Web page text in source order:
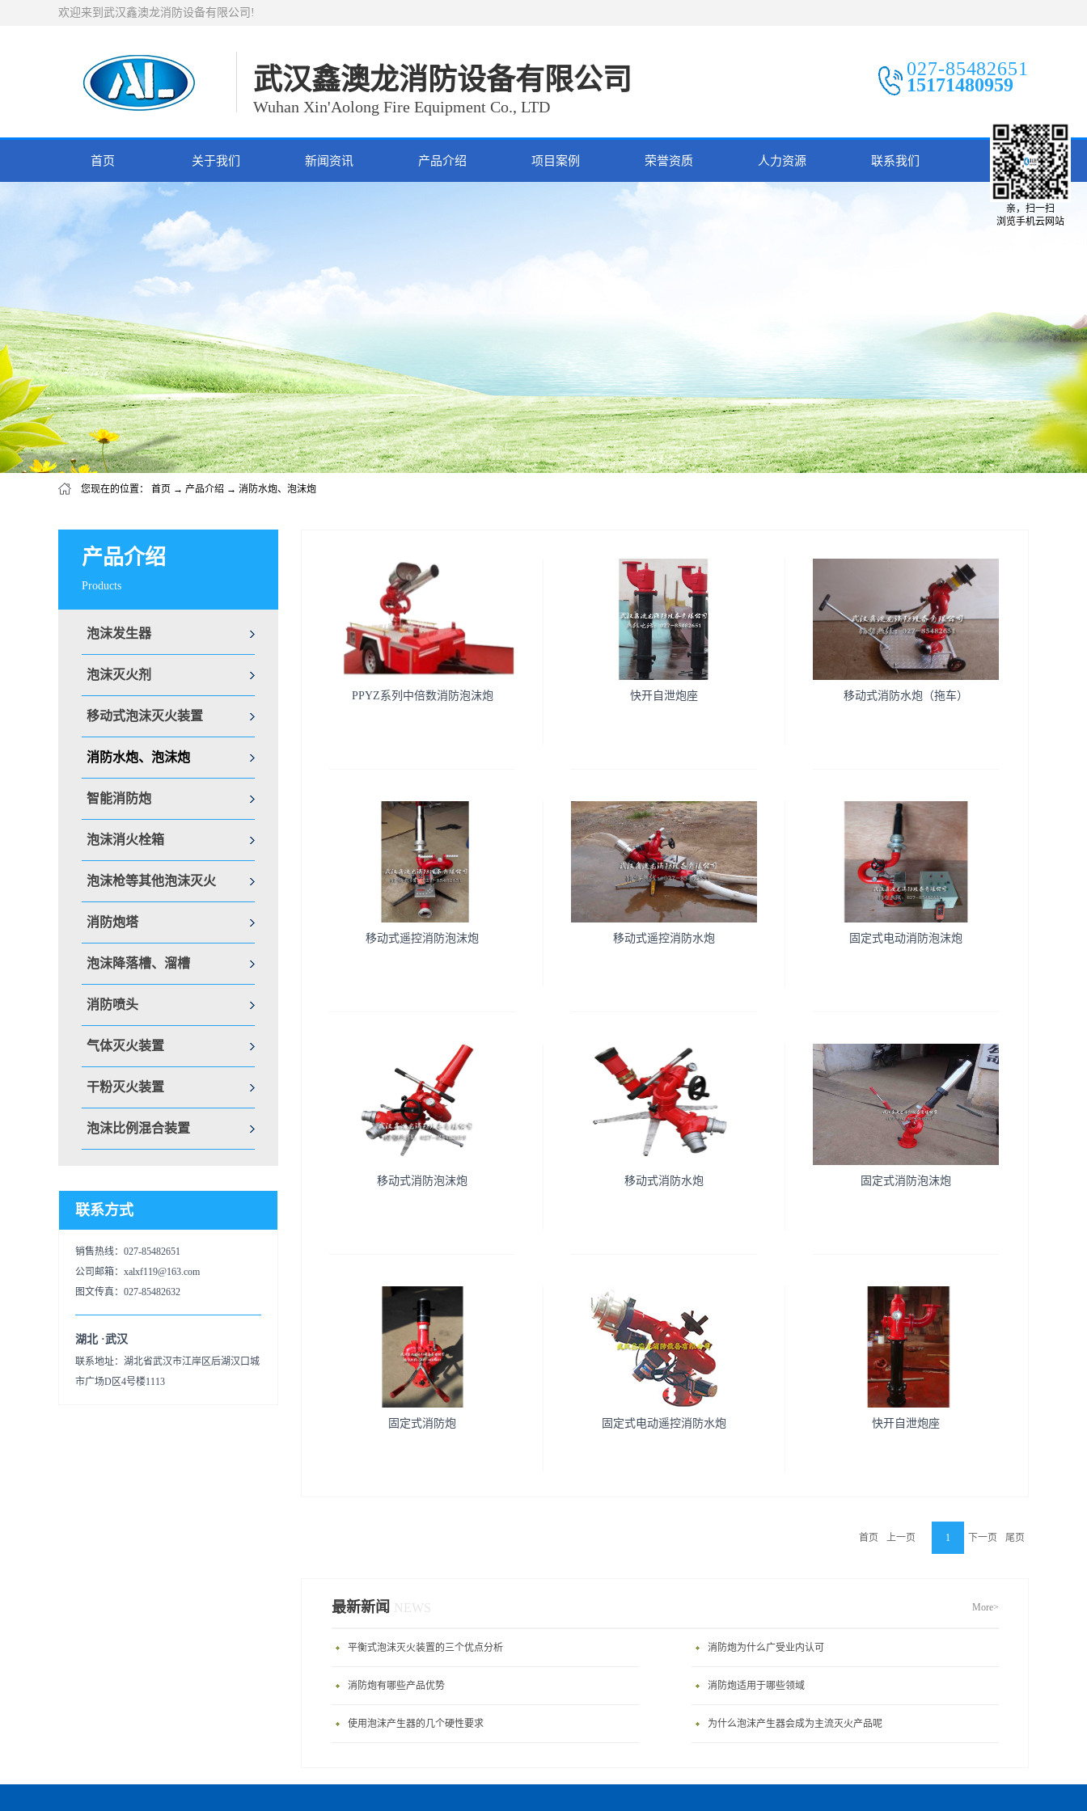
欢迎来到武汉鑫澳龙消防设备有限公司!
武汉鑫澳龙消防设备有限公司
Wuhan Xin'Aolong Fire Equipment Co., LTD
027-85482651
15171480959
首页 关于我们 新闻资讯 产品介绍 项目案例 荣誉资质 人力资源 联系我们
您现在的位置： 首页 → 产品介绍 → 消防水炮、泡沫炮
产品介绍
Products
泡沫发生器
泡沫灭火剂
移动式泡沫灭火装置
消防水炮、泡沫炮
智能消防炮
泡沫消火栓箱
泡沫枪等其他泡沫灭火
消防炮塔
泡沫降落槽、溜槽
消防喷头
气体灭火装置
干粉灭火装置
泡沫比例混合装置
联系方式
销售热线：027-85482651
公司邮箱：xalxf119@163.com
图文传真：027-85482632
湖北 ·武汉
联系地址：湖北省武汉市江岸区后湖汉口城
市广场D区4号楼1113
PPYZ系列中倍数消防泡沫炮 快开自泄炮座 移动式消防水炮（拖车）
移动式遥控消防泡沫炮 移动式遥控消防水炮 固定式电动消防泡沫炮
移动式消防泡沫炮 移动式消防水炮 固定式消防泡沫炮
固定式消防炮 固定式电动遥控消防水炮 快开自泄炮座
首页 上一页 1 下一页 尾页
最新新闻 NEWS More>
平衡式泡沫灭火装置的三个优点分析 消防炮为什么广受业内认可
消防炮有哪些产品优势 消防炮适用于哪些领域
使用泡沫产生器的几个硬性要求 为什么泡沫产生器会成为主流灭火产品呢
亲，扫一扫
浏览手机云网站